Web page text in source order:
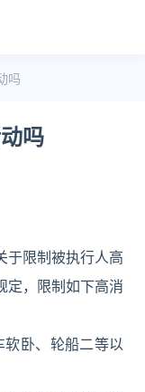
吗
吗
于限制被执行人高
定，限制如下高消
软卧、轮船二等以